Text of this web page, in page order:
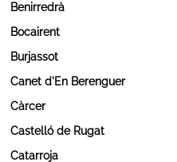
Benirredrà
Bocairent
Burjassot
Canet d'En Berenguer
Càrcer
Castelló de Rugat
Catarroja